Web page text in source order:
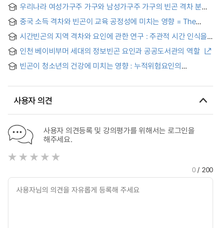
우리나라 여성가구주 가구와 남성가구주 가구의 빈곤 격차 분해
연구 : 1982년~2008년 도시근로자 가구를 중심으로 = A Study
on the Decomposition of Poverty Differences between
Female-headed Households and Male-headed
Households in Korea-Based on Urban Working Families
from 1982 to 2008-
중국 소득 격차와 빈곤이 교육 공정성에 미치는 영향 = The
Effect of Income Inequality and Poverty in China on
Educational Equity
시간빈곤의 지역 격차와 요인에 관한 연구 : 주관적 시간 인식을
중심으로 = What Regional Factors make us Time Poor? : A
Study of Regional Differences in Subjective Time
Perception
인천 베이비부머 세대의 정보빈곤 요인과 공공도서관의 역할
빈곤이 청소년의 건강에 미치는 영향 : 누적위험요인의
사용자 의견
사용자 의견등록 및 강의평가를 위해서는 로그인을
해주세요.
0/ 200